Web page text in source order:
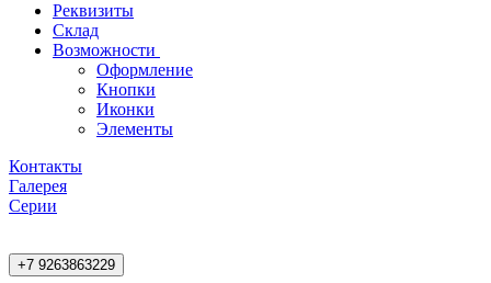
Реквизиты
Склад
Возможности
Оформление
Кнопки
Иконки
Элементы
Контакты
Галерея
Cерии
+7 9263863229